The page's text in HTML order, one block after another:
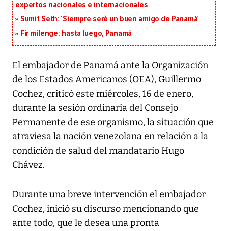
expertos nacionales e internacionales
Sumit Seth: ‘Siempre seré un buen amigo de Panamá’
Fir milenge: hasta luego, Panamá
El embajador de Panamá ante la Organización
de los Estados Americanos (OEA), Guillermo
Cochez, criticó este miércoles, 16 de enero,
durante la sesión ordinaria del Consejo
Permanente de ese organismo, la situación que
atraviesa la nación venezolana en relación a la
condición de salud del mandatario Hugo
Chávez.
Durante una breve intervención el embajador
Cochez, inició su discurso mencionando que
ante todo, que le desea una pronta